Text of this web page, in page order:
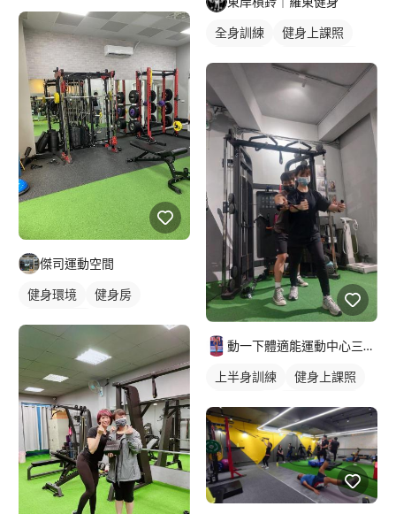
傑司運動空間
健身環境
健身房
全身訓練
健身上課照
健身教練
私人健身教練
重訓教練
女健身教練
重訓課程
健身課程
動一下體適能運動中心三重館-小鬼教練
上半身訓練
健身上課照
重訓教練
女健身教練
健身課程
重訓課程
背部訓練